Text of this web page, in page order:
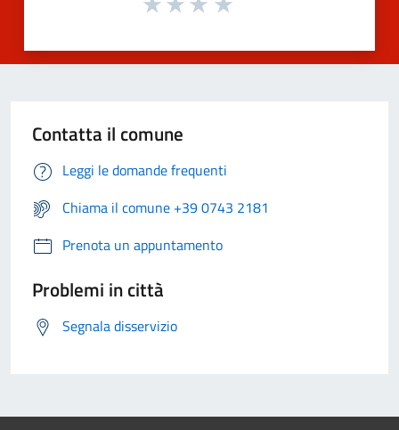
Contatta il comune
Leggi le domande frequenti
Chiama il comune +39 0743 2181
Prenota un appuntamento
Problemi in città
Segnala disservizio